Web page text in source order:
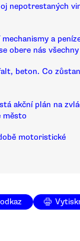
nepotrestaných
mechanismy a
obere nás všechny
beton. Co
akční plán na
město
motoristické